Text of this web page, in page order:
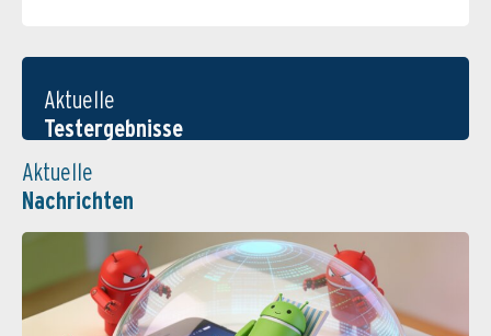
Aktuelle
Testergebnisse
Aktuelle
Nachrichten